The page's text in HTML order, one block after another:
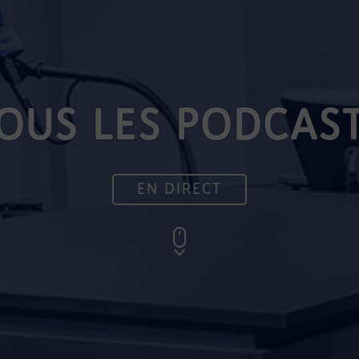
LES
EN DIRECT